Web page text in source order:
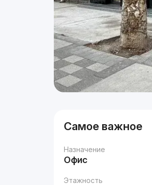
Самое важное
Назначение
Офис
Этажность